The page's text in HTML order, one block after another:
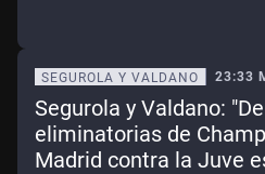
SEGUROLA Y VALDANO 23:33
Segurola y Valdano:
eliminatorias de
Madrid contra la Juve